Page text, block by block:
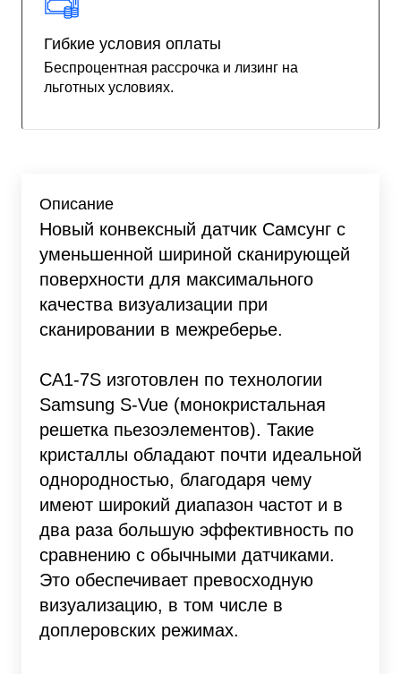
Гибкие условия оплаты
Беспроцентная рассрочка и лизинг на
льготных условиях.
Описание
Новый конвексный датчик Самсунг с
уменьшенной шириной сканирующей
поверхности для максимального
качества визуализации при
сканировании в межреберье.
CA1-7S изготовлен по технологии
Samsung S-Vue (монокристальная
решетка пьезоэлементов). Такие
кристаллы обладают почти идеальной
однородностью, благодаря чему
имеют широкий диапазон частот и в
два раза большую эффективность по
сравнению с обычными датчиками.
Это обеспечивает превосходную
визуализацию, в том числе в
доплеровских режимах.